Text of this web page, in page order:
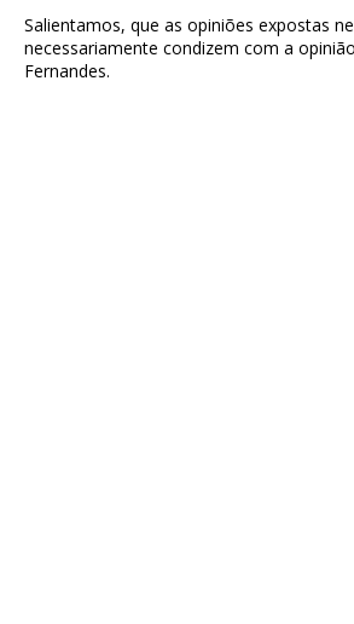
Salientamos, que as opiniões expostas
necessariamente condizem com a
Fernandes.